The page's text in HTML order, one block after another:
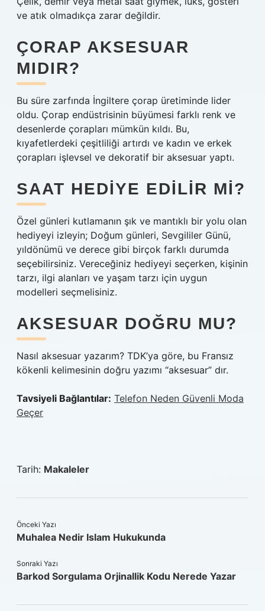
ve atık olmadıkça zarar değildir.
ÇORAP AKSESUAR
MIDIR?
Bu süre zarfında İngiltere çorap üretiminde lider
oldu. Çorap endüstrisinin büyümesi farklı renk ve
desenlerde çorapları mümkün kıldı. Bu,
kıyafetlerdeki çeşitliliği artırdı ve kadın ve erkek
çorapları işlevsel ve dekoratif bir aksesuar yaptı.
SAAT HEDIYE EDILIR MI?
Özel günleri kutlamanın şık ve mantıklı bir yolu olan
hediyeyi izleyin; Doğum günleri, Sevgililer Günü,
yıldönümü ve derece gibi birçok farklı durumda
seçebilirsiniz. Vereceğiniz hediyeyi seçerken, kişinin
tarzı, ilgi alanları ve yaşam tarzı için uygun
modelleri seçmelisiniz.
AKSESUAR DOĞRU MU?
Nasıl aksesuar yazarım? TDK’ya göre, bu Fransız
kökenli kelimesinin doğru yazımı “aksesuar” dır.
Tavsiyeli Bağlantılar: Telefon Neden Güvenli Moda
Geçer
Tarih: Makaleler
Önceki Yazı
Muhalea Nedir Islam Hukukunda
Sonraki Yazı
Barkod Sorgulama Orjinallik Kodu Nerede Yazar